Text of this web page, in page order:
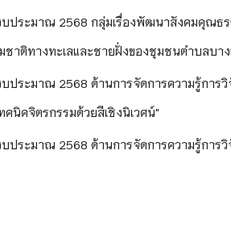
ประมาณ 2568 กลุ่มเรื่องพัฒนาสังคมคุณธ
าติทางทะเลและชายฝั่งของชุมชนตำบลบาง
ระมาณ 2568 ด้านการจัดการความรู้การวิ
คนิคจิตรกรรมด้วยสีเชิงนิเวศน์"
ระมาณ 2568 ด้านการจัดการความรู้การวิ